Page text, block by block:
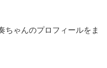
ちゃんのプロフィールをま